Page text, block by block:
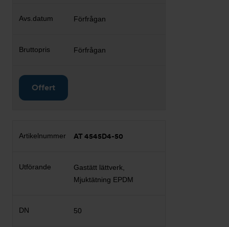
Förfrågan
Förfrågan
Offert
AT 4545D4-50
Gastätt lättverk,
Mjuktätning EPDM
50